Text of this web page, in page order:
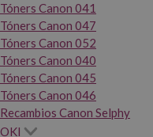
Tóners Canon 041
Tóners Canon 047
Tóners Canon 052
Tóners Canon 040
Tóners Canon 045
Tóners Canon 046
Recambios Canon Selphy
OKI